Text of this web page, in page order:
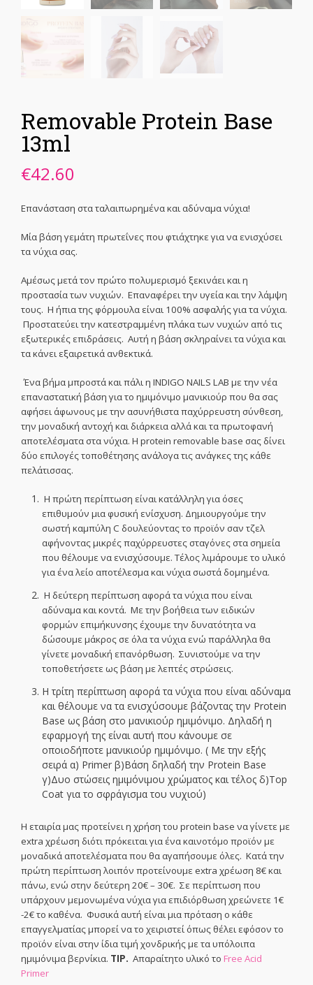
Removable Protein Base
13ml
€42.60
Επανάσταση στα ταλαιπωρημένα και αδύναμα νύχια!
Μία βάση γεμάτη πρωτεΐνες που φτιάχτηκε για να ενισχύσει
τα νύχια σας.
Αμέσως μετά τον πρώτο πολυμερισμό ξεκινάει και η
προστασία των νυχιών. Επαναφέρει την υγεία και την λάμψη
τους. Η ήπια της φόρμουλα είναι 100% ασφαλής για τα νύχια.
Προστατεύει την κατεστραμμένη πλάκα των νυχιών από τις
εξωτερικές επιδράσεις. Αυτή η βάση σκληραίνει τα νύχια και
τα κάνει εξαιρετικά ανθεκτικά.
Ένα βήμα μπροστά και πάλι η INDIGO NAILS LAB με την νέα
επαναστατική βάση για το ημιμόνιμο μανικιούρ που θα σας
αφήσει άφωνους με την ασυνήθιστα παχύρρευστη σύνθεση,
την μοναδική αντοχή και διάρκεια αλλά και τα πρωτοφανή
αποτελέσματα στα νύχια. Η protein removable base σας δίνει
δύο επιλογές τοποθέτησης ανάλογα τις ανάγκες της κάθε
πελάτισσας.
Η πρώτη περίπτωση είναι κατάλληλη για όσες
επιθυμούν μιαφυσική ενίσχυση. Δημιουργούμε την
σωστή καμπύλη C δουλεύοντας το προϊόν σαν τζελ
αφήνοντας μικρές παχύρρευστες σταγόνες στα σημεία
που θέλουμε να ενισχύσουμε. Τέλος λιμάρουμε το υλικό
για ένα λείο αποτέλεσμα και νύχια σωστά δομημένα.
Η δεύτερη περίπτωση αφορά τα νύχια που είναι
αδύναμα και κοντά. Με την βοήθεια των ειδικών
φορμών επιμήκυνσης έχουμε την δυνατότητα να
δώσουμε μάκρος σε όλα τα νύχια ενώ παράλληλα θα
γίνετε μοναδική επανόρθωση. Συνιστούμε να την
τοποθετήσετε ως βάση με λεπτές στρώσεις.
Η τρίτη περίπτωση αφορά τα νύχια που είναι αδύναμα
και θέλουμε να τα ενισχύσουμε βάζοντας την Protein
Base ως βάση στο μανικιούρ ημιμόνιμο. Δηλαδή η
εφαρμογή της είναι αυτή που κάνουμε σε
οποιοδήποτε μανικιούρ ημιμόνιμο. ( Με την εξής
σειρά α) Primer β)Βάση δηλαδή την Protein Base
γ)Δυο στώσεις ημιμόνιμου χρώματος και τέλος δ)Top
Coat για το σφράγισμα του νυχιού)
Η εταιρία μας προτείνει η χρήση του protein base να γίνετε με
extra χρέωση διότι πρόκειται για ένα καινοτόμο προϊόν με
μοναδικά αποτελέσματα που θα αγαπήσουμε όλες. Κατά την
πρώτη περίπτωση λοιπόν προτείνουμε extra χρέωση 8€ και
πάνω, ενώ στην δεύτερη 20€ – 30€. Σε περίπτωση που
υπάρχουν μεμονωμένα νύχια για επιδιόρθωση χρεώνετε 1€
-2€ το καθένα. Φυσικά αυτή είναι μια πρόταση ο κάθε
επαγγελματίας μπορεί να το χειριστεί όπως θέλει εφόσον το
προϊόν είναι στην ίδια τιμή χονδρικής με τα υπόλοιπα
ημιμόνιμα βερνίκια. TIP. Απαραίτητο υλικό το Free Acid
Primer